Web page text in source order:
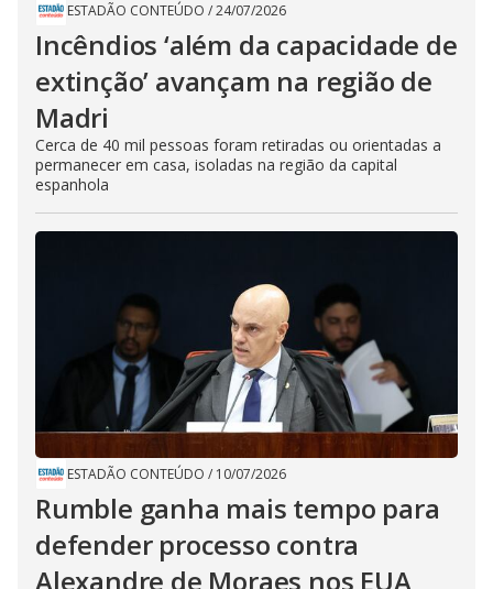
ESTADÃO CONTEÚDO /24/07/2026
Incêndios ‘além da capacidade de
extinção’ avançam na região de
Madri
Cerca de 40 mil pessoas foram retiradas ou orientadas a
permanecer em casa, isoladas na região da capital
espanhola
ESTADÃO CONTEÚDO / 10/07/2026
Rumble ganha mais tempo para
defender processo contra
Alexandre de Moraes nos EUA